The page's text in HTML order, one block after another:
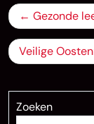
Bericht
navigatie
Gezonde
Veilige
Zoeken